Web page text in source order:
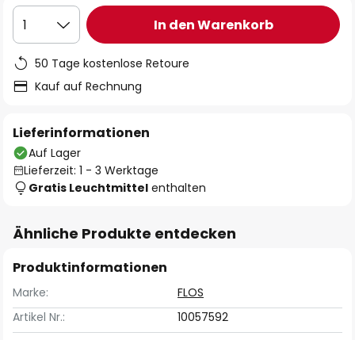
1 In den Warenkorb
50 Tage kostenlose Retoure
Kauf auf Rechnung
Lieferinformationen
Auf Lager
Lieferzeit: 1 - 3 Werktage
Gratis Leuchtmittel enthalten
Ähnliche Produkte entdecken
Produktinformationen
Marke:
FLOS
Artikel Nr.:
10057592